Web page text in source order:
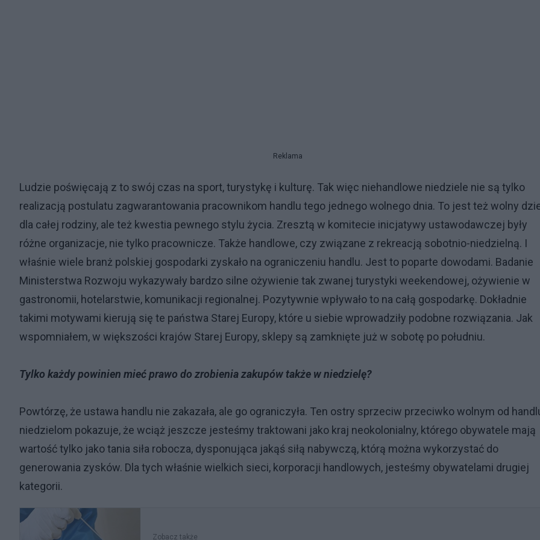
Reklama
Ludzie poświęcają z to swój czas na sport, turystykę i kulturę. Tak więc niehandlowe niedziele nie są tylko
realizacją postulatu zagwarantowania pracownikom handlu tego jednego wolnego dnia. To jest też wolny
dla całej rodziny, ale też kwestia pewnego stylu życia. Zresztą w komitecie inicjatywy ustawodawczej były
różne organizacje, nie tylko pracownicze. Także handlowe, czy związane z rekreacją sobotnio-niedzielną. I
właśnie wiele branż polskiej gospodarki zyskało na ograniczeniu handlu. Jest to poparte dowodami. Badanie
Ministerstwa Rozwoju wykazywały bardzo silne ożywienie tak zwanej turystyki weekendowej, ożywienie w
gastronomii, hotelarstwie, komunikacji regionalnej. Pozytywnie wpływało to na całą gospodarkę. Dokładnie
takimi motywami kierują się te państwa Starej Europy, które u siebie wprowadziły podobne rozwiązania. Jak
wspomniałem, w większości krajów Starej Europy, sklepy są zamknięte już w sobotę po południu.
Tylko każdy powinien mieć prawo do zrobienia zakupów także w niedzielę?
Powtórzę, że ustawa handlu nie zakazała, ale go ograniczyła. Ten ostry sprzeciw przeciwko wolnym od
niedzielom pokazuje, że wciąż jeszcze jesteśmy traktowani jako kraj neokolonialny, którego obywatele mają
wartość tylko jako tania siła robocza, dysponująca jakąś siłą nabywczą, którą można wykorzystać do
generowania zysków. Dla tych właśnie wielkich sieci, korporacji handlowych, jesteśmy obywatelami drugiej
kategorii.
Zobacz także